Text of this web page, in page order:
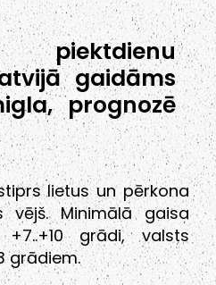
gaidāms
prognozē
lietus un pērkona
vējš. Minimālā gaisa
grādi, valsts
grādiem.